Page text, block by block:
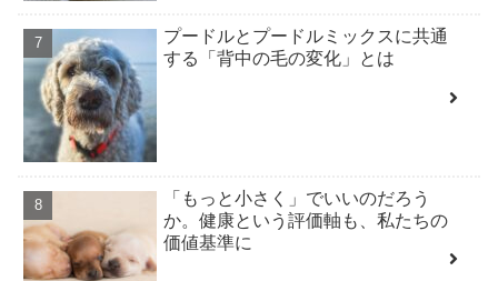
プードルとプードルミックスに共通
する「背中の毛の変化」とは
「もっと小さく」でいいのだろう
か。健康という評価軸も、私たちの
価値基準に